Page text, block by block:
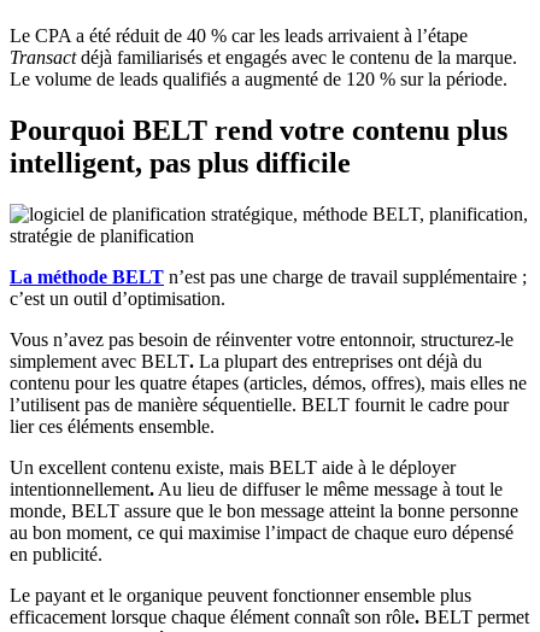
Le CPA a été réduit de 40 % car les leads arrivaient à l’étape
Transactdéjà familiarisés et engagés avec le contenu de la marque.
Le volume de leads qualifiés a augmenté de 120 % sur la période.
Pourquoi BELT rend votre contenu plus
intelligent, pas plus difficile
La méthode BELT n’est pas une charge de travail supplémentaire ;
c’est un outil d’optimisation.
Vous n’avez pas besoin de réinventer votre entonnoir, structurez-le
simplement avec BELT. La plupart des entreprises ont déjà du
contenu pour les quatre étapes (articles, démos, offres), mais elles ne
l’utilisent pas de manière séquentielle. BELT fournit le cadre pour
lier ces éléments ensemble.
Un excellent contenu existe, mais BELT aide à le déployer
intentionnellement. Au lieu de diffuser le même message à tout le
monde, BELT assure que le bon message atteint la bonne personne
au bon moment, ce qui maximise l’impact de chaque euro dépensé
en publicité.
Le payant et le organique peuvent fonctionner ensemble plus
efficacement lorsque chaque élément connaît son rôle. BELT permet